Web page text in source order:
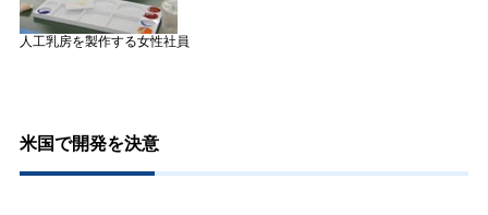
人工乳房を製作する女性社員
米国で開発を決意